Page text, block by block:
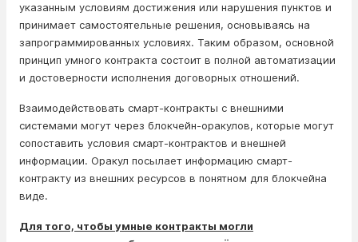
указанным условиям достижения или нарушения пунктов и
принимает самостоятельные решения, основываясь на
запрограммированных условиях. Таким образом, основной
принцип умного контракта состоит в полной автоматизации
и достоверности исполнения договорных отношений.
Взаимодействовать смарт-контракты с внешними
системами могут через блокчейн-оракулов, которые могут
сопоставить условия смарт-контрактов и внешней
информации. Оракул посылает информацию смарт-
контракту из внешних ресурсов в понятном для блокчейна
виде.
Для того, чтобы умные контракты могли